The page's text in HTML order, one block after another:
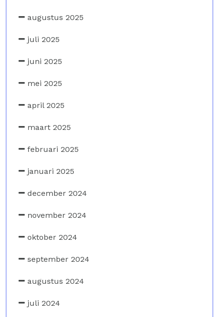
augustus 2025
juli 2025
juni 2025
mei 2025
april 2025
maart 2025
februari 2025
januari 2025
december 2024
november 2024
oktober 2024
september 2024
augustus 2024
juli 2024